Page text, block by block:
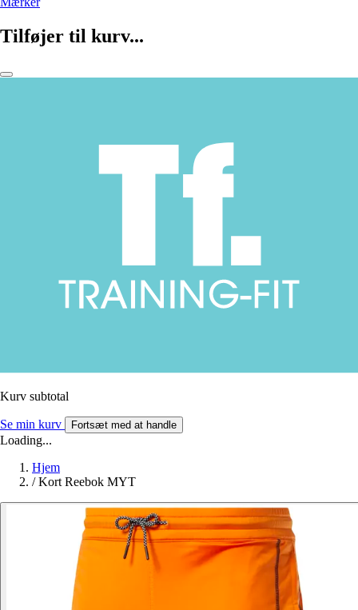
Tilføjer til kurv...
Kurv subtotal
Se min kurv Fortsæt med at handle
Loading...
Hjem
/ Kort Reebok MYT